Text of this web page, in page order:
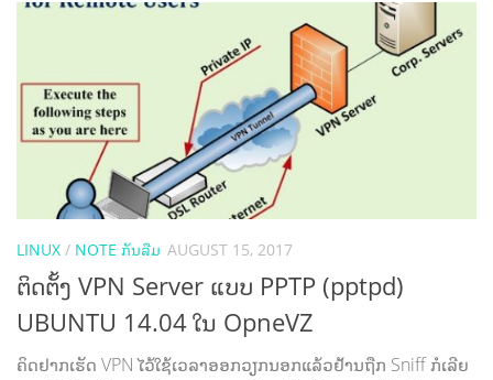
LINUX / NOTE ກັນລືມ AUGUST 15, 2017
ຕິດຕັ້ງ VPN Server ແບບ PPTP (pptpd)
UBUNTU 14.04 ໃນ OpneVZ
ຄິດຢາກເຮັດ VPN ໄວ້ໃຊ້ເວລາອອກວຽກນອກແລ້ວຢ້ານຖືກ Sniff ກໍເລີຍ